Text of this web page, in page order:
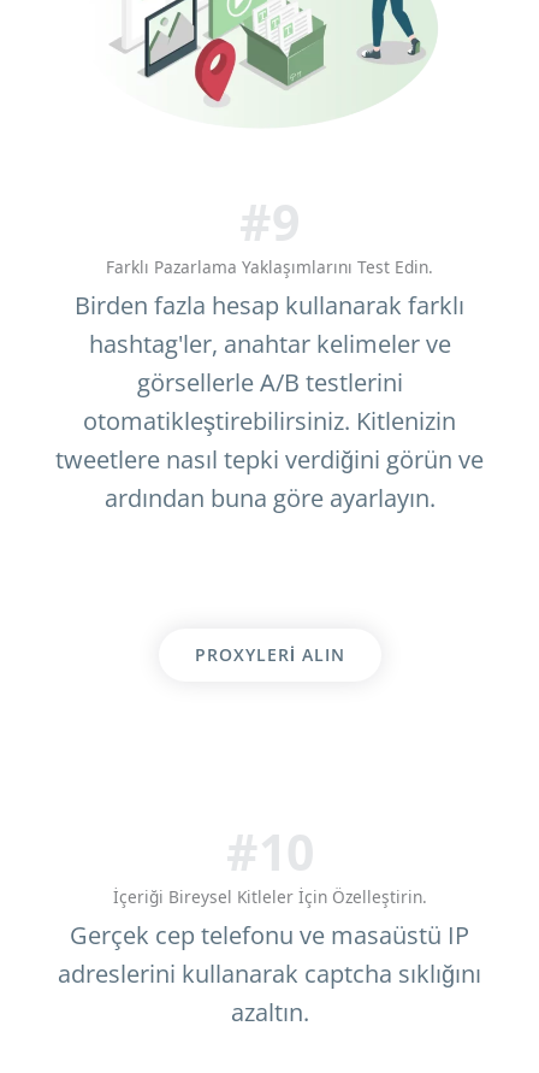
#9
Farklı Pazarlama Yaklaşımlarını Test Edin.
Birden fazla hesap kullanarak farklı
hashtag'ler, anahtar kelimeler ve
görsellerle A/B testlerini
otomatikleştirebilirsiniz. Kitlenizin
tweetlere nasıl tepki verdiğini görün ve
ardından buna göre ayarlayın.
PROXYLERI ALIN
#10
İçeriği Bireysel Kitleler İçin Özelleştirin.
Gerçek cep telefonu ve masaüstü IP
adreslerini kullanarak captcha sıklığını
azaltın.